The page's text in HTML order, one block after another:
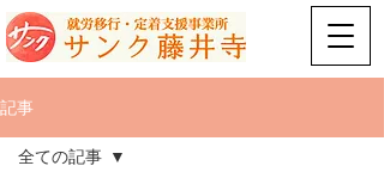
記事
全ての記事